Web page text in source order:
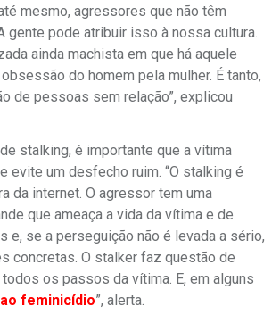
mesmo, agressores que não têm
gente pode atribuir isso à nossa cultura.
ainda machista em que há aquele
do homem pela mulher. É tanto,
de pessoas sem relação”, explicou
stalking, é importante que a vítima
evite um desfecho ruim. “O stalking é
da internet. O agressor tem uma
que ameaça a vida da vítima e de
e, se a perseguição não é levada a sério,
concretas. O stalker faz questão de
os passos da vítima. E, em alguns
feminicídio”, alerta.